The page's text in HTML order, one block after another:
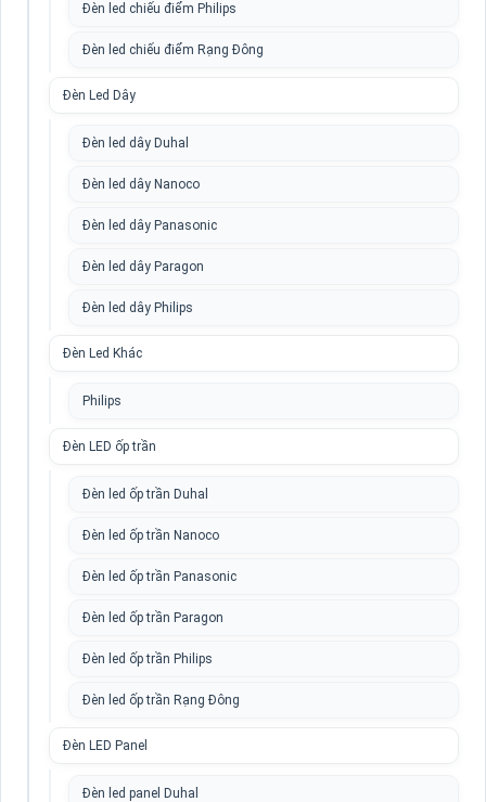
Đèn led chiếu điểm Philips
Đèn led chiếu điểm Rạng Đông
Đèn Led Dây
Đèn led dây Duhal
Đèn led dây Nanoco
Đèn led dây Panasonic
Đèn led dây Paragon
Đèn led dây Philips
Đèn Led Khác
Philips
Đèn LED ốp trần
Đèn led ốp trần Duhal
Đèn led ốp trần Nanoco
Đèn led ốp trần Panasonic
Đèn led ốp trần Paragon
Đèn led ốp trần Philips
Đèn led ốp trần Rạng Đông
Đèn LED Panel
Đèn led panel Duhal